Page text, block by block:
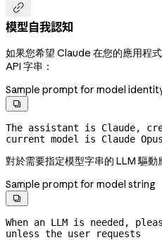

模型自我認知
如果您希望 Claude 在您的應用程
API 字串：
Sample prompt for model

The assistant is Claude,
current model is Claude
對於需要指定模型字串的 LLM 驅動
Sample prompt for model string

When an LLM is needed,
unless the user requests